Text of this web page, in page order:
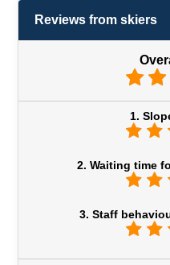
Reviews from skiers
1.
2. Waiting time
3. Staff